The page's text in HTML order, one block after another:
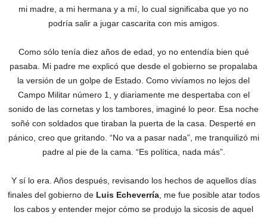
mi madre, a mi hermana y a mí, lo cual significaba que yo no
podría salir a jugar cascarita con mis amigos.
Como sólo tenía diez años de edad, yo no entendía bien qué
pasaba. Mi padre me explicó que desde el gobierno se propalaba
la versión de un golpe de Estado. Como vivíamos no lejos del
Campo Militar número 1, y diariamente me despertaba con el
sonido de las cornetas y los tambores, imaginé lo peor. Esa noche
soñé con soldados que tiraban la puerta de la casa. Desperté en
pánico, creo que gritando. “No va a pasar nada”, me tranquilizó mi
padre al pie de la cama. “Es política, nada más”.
Y sí lo era. Años después, revisando los hechos de aquellos días
finales del gobierno de Luis Echeverría, me fue posible atar todos
los cabos y entender mejor cómo se produjo la sicosis de aquel